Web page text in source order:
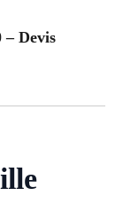
– Devis